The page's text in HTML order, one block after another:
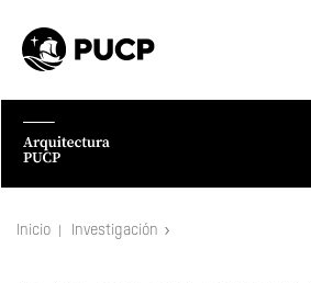
Inicio Investigación